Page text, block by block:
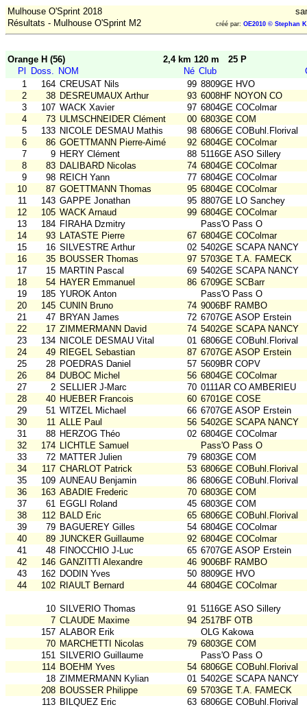
Mulhouse O'Sprint 2018
Résultats - Mulhouse O'Sprint M2
créé par: OE2010 © Stephan
Orange H (56) 2,4 km 120 m
25 P
Pl
Doss. NOM Né Club
1
164 CREUSAT Nils 99 8809GE HVO
2
38 DESREUMAUX Arthur 93 6008HF NOYON CO
3
107 WACK Xavier 97 6804GE COColmar
4
73 ULMSCHNEIDER Clément 00 6803GE COM
5
133 NICOLE DESMAU Mathis 98 6806GE COBuhl.Florival
6
86 GOETTMANN Pierre-Aimé 92 6804GE COColmar
7
9 HERY Clément 88 5116GE ASO Sillery
8
83 DALIBARD Nicolas 74 6804GE COColmar
9
98 REICH Yann 77 6804GE COColmar
10
87 GOETTMANN Thomas 95 6804GE COColmar
11
143 GAPPE Jonathan 95 8807GE LO Sanchey
12
105 WACK Arnaud 99 6804GE COColmar
13
184 FIRAHA Dzmitry
Pass'O Pass O
14
93 LATASTE Pierre 67 6804GE COColmar
15
16 SILVESTRE Arthur 02 5402GE SCAPA NANCY
16
35 BOUSSER Thomas 97 5703GE T.A. FAMECK
17
15 MARTIN Pascal 69 5402GE SCAPA NANCY
18
54 HAYER Emmanuel 86 6709GE SCBarr
19
185 YUROK Anton
Pass'O Pass O
20
145 CUNIN Bruno 74 9006BF RAMBO
21
47 BRYAN James 72 6707GE ASOP Erstein
22
17 ZIMMERMANN David 74 5402GE SCAPA NANCY
23
134 NICOLE DESMAU Vital 01 6806GE COBuhl.Florival
24
49 RIEGEL Sebastian 87 6707GE ASOP Erstein
25
28 POEDRAS Daniel 57 5609BR COPV
26
84 DUBOC Michel 56 6804GE COColmar
27
2 SELLIER J-Marc 70 0111AR CO AMBERIEU
28
40 HUEBER Francois 60 6701GE COSE
29
51 WITZEL Michael 66 6707GE ASOP Erstein
30
11 ALLE Paul 56 5402GE SCAPA NANCY
31
88 HERZOG Théo 02 6804GE COColmar
32
174 LICHTLE Samuel
Pass'O Pass O
33
72 MATTER Julien 79 6803GE COM
34
117 CHARLOT Patrick 53 6806GE COBuhl.Florival
35
109 AUNEAU Benjamin 86 6806GE COBuhl.Florival
36
163 ABADIE Frederic 70 6803GE COM
37
61 EGGLI Roland 45 6803GE COM
38
112 BALD Eric 65 6806GE COBuhl.Florival
39
79 BAGUEREY Gilles 54 6804GE COColmar
40
89 JUNCKER Guillaume 92 6804GE COColmar
41
48 FINOCCHIO J-Luc 65 6707GE ASOP Erstein
42
146 GANZITTI Alexandre 46 9006BF RAMBO
43
162 DODIN Yves 50 8809GE HVO
44
102 RIAULT Bernard 44 6804GE COColmar
10 SILVERIO Thomas 91 5116GE ASO Sillery
7 CLAUDE Maxime 94 2517BF OTB
157 ALABOR Erik
OLG Kakowa
70 MARCHETTI Nicolas 79 6803GE COM
151 SILVERIO Guillaume
Pass'O Pass O
114 BOEHM Yves 54 6806GE COBuhl.Florival
18 ZIMMERMANN Kylian 01 5402GE SCAPA NANCY
208 BOUSSER Philippe 69 5703GE T.A. FAMECK
113 BILQUEZ Eric 63 6806GE COBuhl.Florival